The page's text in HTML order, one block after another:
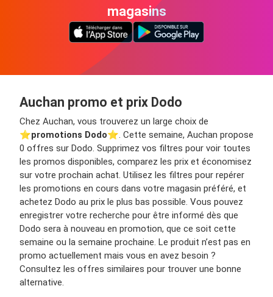
magasins
Auchan promo et prix Dodo
Chez Auchan, vous trouverez un large choix de
⭐️promotions Dodo⭐️. Cette semaine, Auchan propose
0 offres sur Dodo. Supprimez vos filtres pour voir toutes
les promos disponibles, comparez les prix et économisez
sur votre prochain achat. Utilisez les filtres pour repérer
les promotions en cours dans votre magasin préféré, et
achetez Dodo au prix le plus bas possible. Vous pouvez
enregistrer votre recherche pour être informé dès que
Dodo sera à nouveau en promotion, que ce soit cette
semaine ou la semaine prochaine. Le produit n’est pas en
promo actuellement mais vous en avez besoin ?
Consultez les offres similaires pour trouver une bonne
alternative.